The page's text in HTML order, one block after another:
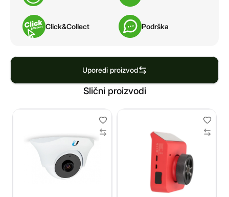
Click&Collect Podrška
Uporedi proizvod
Slični proizvodi